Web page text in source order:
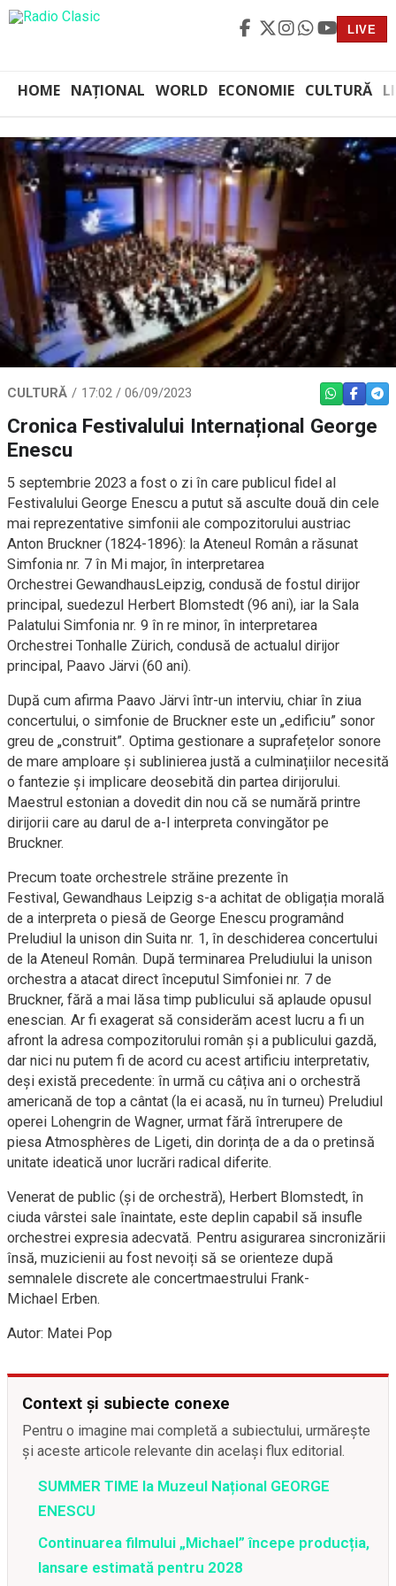
LIVE
HOME NAȚIONAL WORLD ECONOMIE CULTURĂ
CULTURĂ 17:02 / 06/09/2023 WHATSAPP
Cronica Festivalului Internațional George
Enescu
5 septembrie 2023 a fost o zi în care publicul fidel al
Festivalului George Enescu a putut să asculte două din cele
mai reprezentative simfonii ale compozitorului austriac
Anton Bruckner (1824-1896): la Ateneul Român a răsunat
Simfonia nr. 7 în Mi major, în interpretarea
Orchestrei GewandhausLeipzig, condusă de fostul dirijor
principal, suedezul Herbert Blomstedt (96 ani), iar la Sala
Palatului Simfonia nr. 9 în re minor, în interpretarea
Orchestrei Tonhalle Zürich, condusă de actualul dirijor
principal, Paavo Järvi (60 ani).
După cum afirma Paavo Järvi într-un interviu, chiar în ziua
concertului, o simfonie de Bruckner este un „edificiu” sonor
greu de „construit”. Optima gestionare a suprafețelor sonore
de mare amploare și sublinierea justă a culminațiilor necesită
o fantezie și implicare deosebită din partea dirijorului.
Maestrul estonian a dovedit din nou că se numără printre
dirijorii care au darul de a-l interpreta convingător pe
Bruckner.
Precum toate orchestrele străine prezente în
Festival, Gewandhaus Leipzig s-a achitat de obligația morală
de a interpreta o piesă de George Enescu programând
Preludiul la unison din Suita nr. 1, în deschiderea concertului
de la Ateneul Român. După terminarea Preludiului la unison
orchestra a atacat direct începutul Simfoniei nr. 7 de
Bruckner, fără a mai lăsa timp publicului să aplaude opusul
enescian. Ar fi exagerat să considerăm acest lucru a fi un
afront la adresa compozitorului român și a publicului gazdă,
dar nici nu putem fi de acord cu acest artificiu interpretativ,
deși există precedente: în urmă cu câțiva ani o orchestră
americană de top a cântat (la ei acasă, nu în turneu) Preludiul
operei Lohengrin de Wagner, urmat fără întrerupere de
piesa Atmosphères de Ligeti, din dorința de a da o pretinsă
unitate ideatică unor lucrări radical diferite.
Venerat de public (și de orchestră), Herbert Blomstedt, în
ciuda vârstei sale înaintate, este deplin capabil să insufle
orchestrei expresia adecvată. Pentru asigurarea sincronizării
însă, muzicienii au fost nevoiți să se orienteze după
semnalele discrete ale concertmaestrului Frank-
Michael Erben.
Autor: Matei Pop
Context și subiecte conexe
Pentru o imagine mai completă a subiectului, urmărește
și aceste articole relevante din același flux editorial.
SUMMER TIME la Muzeul Național GEORGE
ENESCU
Continuarea filmului „Michael” începe producția,
lansare estimată pentru 2028